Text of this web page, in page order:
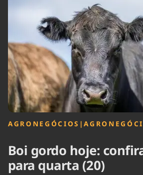
Brasil Mineral
Tecnologia
Cinema
Comportamento
Cultura
Economia
Educação
Infraestrutura
Internacional
AGRONEGÓCIOS |
Boi gordo hoje:
para quarta (20)